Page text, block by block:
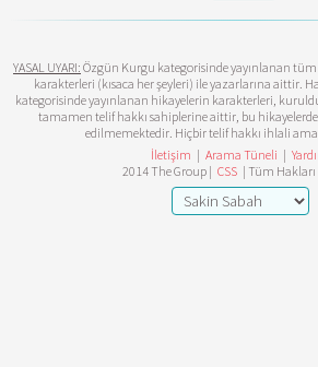
YASAL UYARI: Özgün Kurgu kategorisinde yayınlanan tüm
karakterleri (kısaca her şeyleri) ile yazarlarına aittir.
kategorisinde yayınlanan hikayelerin karakterleri,
tamamen telif hakkı sahiplerine aittir, bu
edilmemektedir. Hiçbir telif hakkı ihlali
İletişim | Arama Tüneli |
2014 The Group | CSS | Tüm Hakları